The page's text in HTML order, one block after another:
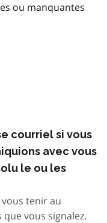
ou manquantes
courriel si vous
avec vous
le ou les
tenir au
vous signalez.